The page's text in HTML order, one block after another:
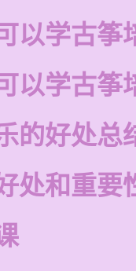
以学古筝
以学古筝
的好处总
处和重要